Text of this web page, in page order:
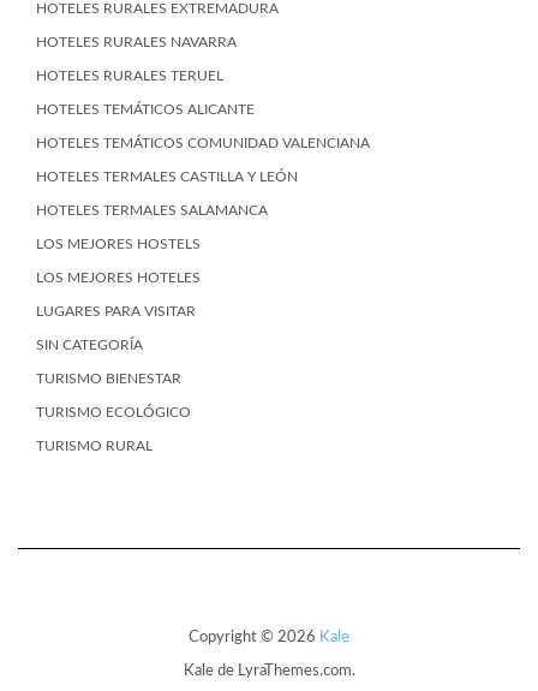
HOTELES RURALES EXTREMADURA
HOTELES RURALES NAVARRA
HOTELES RURALES TERUEL
HOTELES TEMÁTICOS ALICANTE
HOTELES TEMÁTICOS COMUNIDAD VALENCIANA
HOTELES TERMALES CASTILLA Y LEÓN
HOTELES TERMALES SALAMANCA
LOS MEJORES HOSTELS
LOS MEJORES HOTELES
LUGARES PARA VISITAR
SIN CATEGORÍA
TURISMO BIENESTAR
TURISMO ECOLÓGICO
TURISMO RURAL
Copyright © 2026 Kale
Kalede LyraThemes.com.